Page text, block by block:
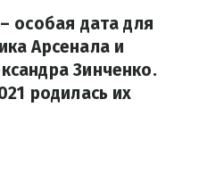
особая дата для
Арсенала и
Зинченко.
родилась их